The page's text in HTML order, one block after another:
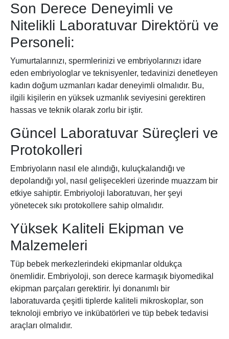
Son Derece Deneyimli ve
Nitelikli Laboratuvar Direktörü ve
Personeli:
Yumurtalarınızı, spermlerinizi ve embriyolarınızı idare
eden embriyologlar ve teknisyenler, tedavinizi denetleyen
kadın doğum uzmanları kadar deneyimli olmalıdır. Bu,
ilgili kişilerin en yüksek uzmanlık seviyesini gerektiren
hassas ve teknik olarak zorlu bir iştir.
Güncel Laboratuvar Süreçleri ve
Protokolleri
Embriyoların nasıl ele alındığı, kuluçkalandığı ve
depolandığı yol, nasıl gelişecekleri üzerinde muazzam bir
etkiye sahiptir. Embriyoloji laboratuvarı, her şeyi
yönetecek sıkı protokollere sahip olmalıdır.
Yüksek Kaliteli Ekipman ve
Malzemeleri
Tüp bebek merkezlerindeki ekipmanlar oldukça
önemlidir. Embriyoloji, son derece karmaşık biyomedikal
ekipman parçaları gerektirir. İyi donanımlı bir
laboratuvarda çeşitli tiplerde kaliteli mikroskoplar, son
teknoloji embriyo ve inkübatörleri ve tüp bebek tedavisi
araçları olmalıdır.